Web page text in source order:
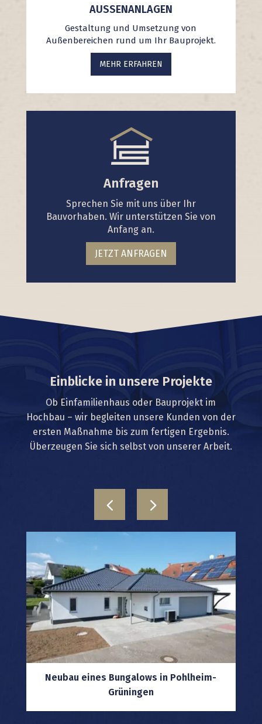
AUSSENANLAGEN
Gestaltung und Umsetzung von
Außenbereichen rund um Ihr Bauprojekt.
MEHR ERFAHREN
Anfragen
Sprechen Sie mit uns über Ihr
Bauvorhaben. Wir unterstützen Sie von
Anfang an.
JETZT ANFRAGEN
Einblicke in unsere Projekte
Ob Einfamilienhaus oder Bauprojekt im
Hochbau – wir begleiten unsere Kunden von der
ersten Maßnahme bis zum fertigen Ergebnis.
Überzeugen Sie sich selbst von unserer Arbeit.
Neubau eines Bungalows in Pohlheim-
Grüningen